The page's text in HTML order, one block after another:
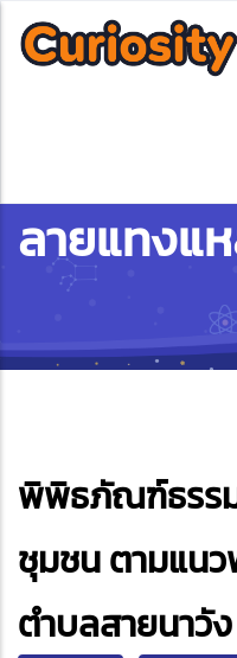
ลายแทงแ
พิพิธภัณฑ์ธรร
ชุมชน ตามแนว
ตำบลสายนาวัง